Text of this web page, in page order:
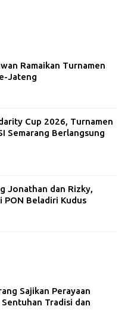
Ramaikan Turnamen
Jateng
Cup 2026, Turnamen
Semarang Berlangsung
Jonathan dan Rizky,
PON Beladiri Kudus
Sajikan Perayaan
Tradisi dan